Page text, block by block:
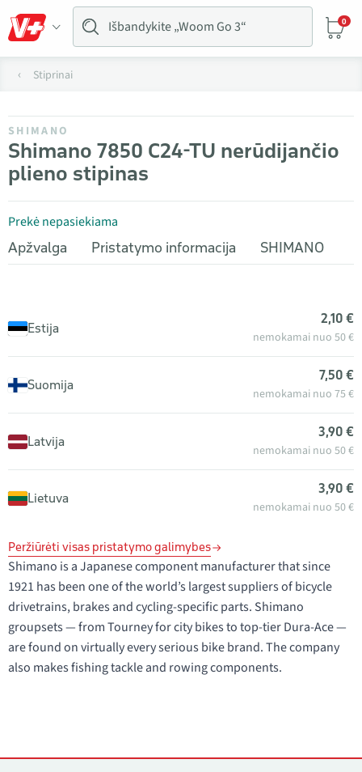
0
Stiprinai
SHIMANO
Shimano 7850 C24-TU nerūdijančio
plieno stipinas
Prekė nepasiekiama
Apžvalga
Pristatymo informacija SHIMANO
Estija
2,10 €
nemokamai nuo 50 €
Suomija
7,50 €
nemokamai nuo 75 €
Latvija
3,90 €
nemokamai nuo 50 €
Lietuva
3,90 €
nemokamai nuo 50 €
Peržiūrėti visas pristatymo galimybes
Shimano is a Japanese component manufacturer that since
1921 has been one of the world’s largest suppliers of bicycle
drivetrains, brakes and cycling-specific parts. Shimano
groupsets — from Tourney for city bikes to top-tier Dura-Ace —
are found on virtually every serious bike brand. The company
also makes fishing tackle and rowing components.